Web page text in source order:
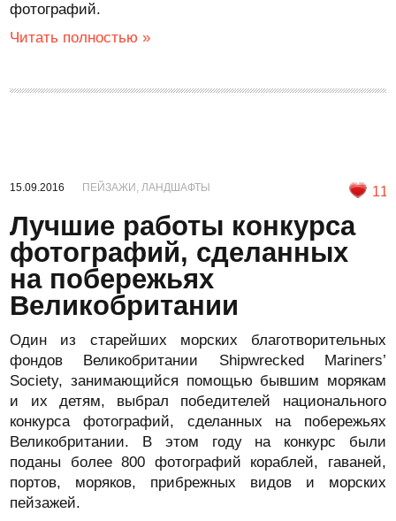
фотографий.
Читать полностью »
15.09.2016 ПЕЙЗАЖИ, ЛАНДШАФТЫ 11
Лучшие работы конкурса
фотографий, сделанных
на побережьях
Великобритании
Один из старейших морских благотворительных
фондов Великобритании Shipwrecked Mariners’
Society, занимающийся помощью бывшим морякам
и их детям, выбрал победителей национального
конкурса фотографий, сделанных на побережьях
Великобритании. В этом году на конкурс были
поданы более 800 фотографий кораблей, гаваней,
портов, моряков, прибрежных видов и морских
пейзажей.